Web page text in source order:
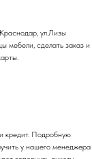
ул.Лизы
мебели, сделать заказ и
кредит. Подробную
у нашего менеджера